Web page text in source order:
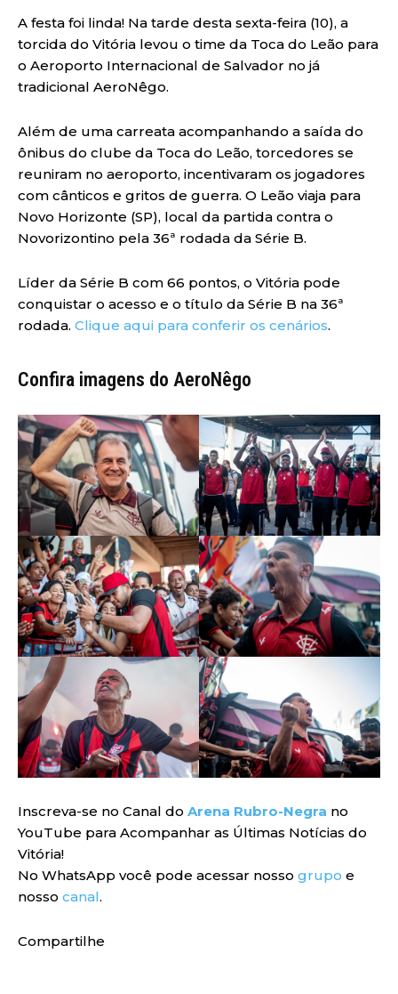
A festa foi linda! Na tarde desta sexta-feira (10), a
torcida do Vitória levou o time da Toca do Leão para
o Aeroporto Internacional de Salvador no já
tradicional AeroNêgo.
Além de uma carreata acompanhando a saída do
ônibus do clube da Toca do Leão, torcedores se
reuniram no aeroporto, incentivaram os jogadores
com cânticos e gritos de guerra. O Leão viaja para
Novo Horizonte (SP), local da partida contra o
Novorizontino pela 36ª rodada da Série B.
Líder da Série B com 66 pontos, o Vitória pode
conquistar o acesso e o título da Série B na 36ª
rodada. Clique aqui para conferir os cenários.
Confira imagens do AeroNêgo
Inscreva-se no Canal do Arena Rubro-Negra no
YouTube para Acompanhar as Últimas Notícias do
Vitória!
No WhatsApp você pode acessar nosso grupo e
nosso canal.
Compartilhe